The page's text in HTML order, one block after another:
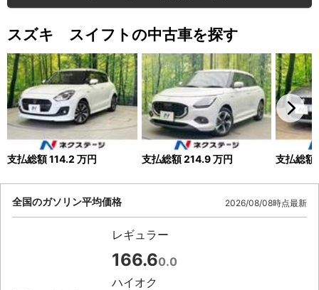
スズキ スイフトの中古車を探す
支払総額114.2 万円 支払総額214.9万円 支払総額
全国のガソリン平均価格 2026/08/08時点最新
レギュラー
166.60.0
ハイオク